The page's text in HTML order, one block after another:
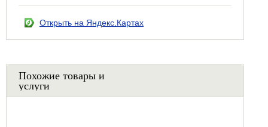
Открыть на Яндекс.Картах
Похожие товары и
услуги